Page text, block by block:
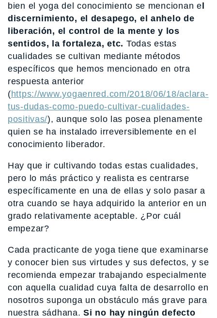
bien el yoga del conocimiento se mencionan el
discernimiento, el desapego, el anhelo de
liberación, el control de la mente y los
sentidos, la fortaleza, etc. Todas estas
cualidades se cultivan mediante métodos
específicos que hemos mencionado en otra
respuesta anterior
(https://www.yogaenred.com/2018/06/18/aclara-
tus-dudas-como-puedo-cultivar-cualidades-
positivas/), aunque solo las posea plenamente
quien se ha instalado irreversiblemente en el
conocimiento liberador.
Hay que ir cultivando todas estas cualidades,
pero lo más práctico y realista es centrarse
específicamente en una de ellas y solo pasar a
otra cuando se haya adquirido la anterior en un
grado relativamente aceptable. ¿Por cuál
empezar?
Cada practicante de yoga tiene que examinarse
y conocer bien sus virtudes y sus defectos, y se
recomienda empezar trabajando especialmente
con aquella cualidad cuya falta de desarrollo en
nosotros suponga un obstáculo más grave para
nuestra sádhana.Si no hay ningún defecto